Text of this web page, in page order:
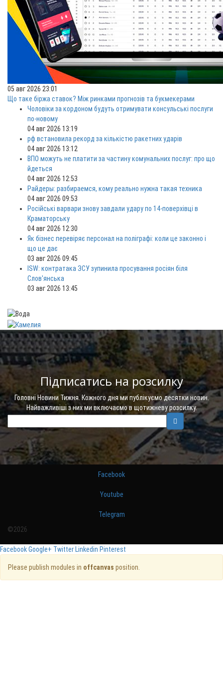
05 авг 2026 23:01
Що таке біржа ставок? Між ринками прогнозів та букмекерами
Чоловіки за кордоном будуть отримувати консульські послуги
по-новому
04 авг 2026 13:19
рф встановила рекорд за кількістю ракетних ударів
04 авг 2026 13:12
ВПО можуть не платити за частину комунальних послуг: про що
йдеться
04 авг 2026 12:53
Райдеры: разбираемся, кому реально нужна такая техника
04 авг 2026 09:53
Російські варвари знову завдали удару по 14-поверхівці в
Краматорську
04 авг 2026 12:30
Як бізнес перевіряє персонал на поліграфі: коли це законно і
що це дає
03 авг 2026 09:45
ISW: контратака ЗСУ зупинила просування росіян біля
Слов'янська
03 авг 2026 13:45
Підписатись на розсилку
Головні Новини Тижня. Кожного дня ми публікуємо десятки новин.
Найважливіші з них ми включаємо в щотижневу розсилку.
Facebook
Youtube
Telegram
©2026
FacebookGoogle+ TwitterLinkedin Pinterest
Please publish modules in offcanvas position.